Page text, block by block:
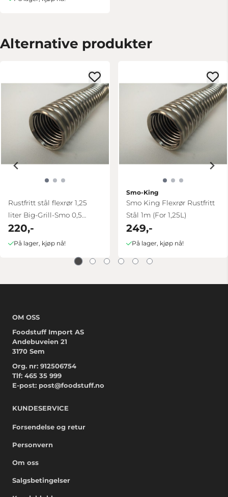
Alternative produkter
Rustfritt stål flexrør 1,25
liter Big-Grill-Smo 0,5
meter
220,-
På lager, kjøp nå!
Smo-King
Smo King Flexrør Rustfritt
Stål 1m (For 1,25L)
249,-
På lager, kjøp nå!
OM OSS
Foodstuff Import AS
Andebuveien 21
3170 Sem
Org. nr: 912506754
Tlf: 465 35 999
E-post: post@foodstuff.no
KUNDESERVICE
Forsendelse og retur
Personvern
Om oss
Salgsbetingelser